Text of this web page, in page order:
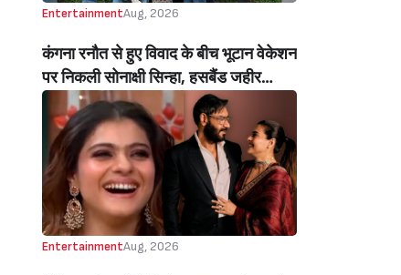
EntertainmentAug, 2026
कंगना रनौत से हुए विवाद के बीच भूटान वेकेशन
पर निकली सोनाक्षी सिन्हा, हसबैंड जहीर
इकबाल और इन लॉज संग क्वालिटी टाइम स्पेंड
करती हुई नज़र आईं एक्ट्रेस, वायरल हुईं
तस्वीरें और वीडियोज (Amid Clash With
Kangana Ranaut Sonakshi Sinha
Spends Quality Time With Husband
Zaheer Iqbal & In Laws In Bhutan)
EntertainmentAug, 2026